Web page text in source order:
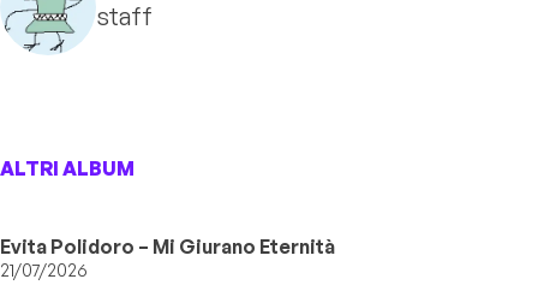
staff
ALTRI ALBUM
Evita Polidoro – Mi Giurano Eternità
21/07/2026